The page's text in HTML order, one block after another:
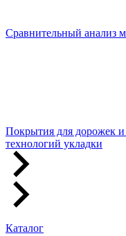
Сравнительный анализ
Покрытия для дорожек
технологий укладки
Каталог